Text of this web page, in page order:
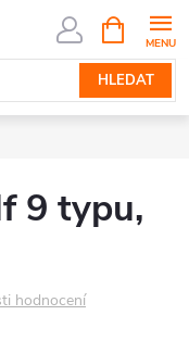
HLEDAT
NÁKUPNÍ
KOŠÍK
9 typu,
hodnocení